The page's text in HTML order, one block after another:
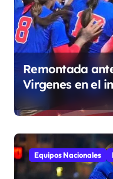
Remontada
Virgenes en el
Super Ronda
Equipos Nacionales